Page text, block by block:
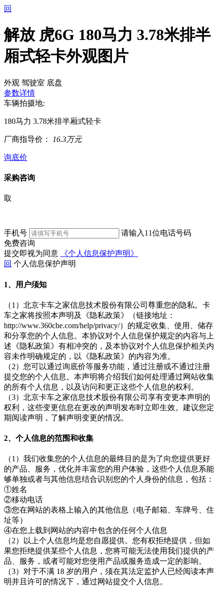
回
解放 虎6G 180马力 3.78米排半
厢式轻卡外观图片
外观 驾驶室 底盘
参数详情
车辆拍摄地:
180马力 3.78米排半厢式轻卡
厂商指导价： 16.3万元
询底价
采购咨询
取
手机号
请输入11位电话号码
免费咨询
提交即视为同意
《个人信息保护声明》
回 个人信息保护声明
1、用户须知
（1）北京卡车之家信息技术股份有限公司尊重您的隐私。卡
车之家将按照本声明及《隐私政策》（链接地址：
http://www.360che.com/help/privacy/）的规定收集、使用、储存
和分享您的个人信息。本协议对个人信息保护规定的内容与上
述《隐私政策》有相冲突的，及本协议对个人信息保护相关内
容未作明确规定的，以《隐私政策》的内容为准。
（2）您可以通过询底价等服务功能，通过注册或不通过注册
提交您的个人信息。本声明将介绍我们如何处理通过网站收集
的所有个人信息，以及访问和更正这些个人信息的权利。
（3）北京卡车之家信息技术股份有限公司享有变更本声明的
权利，这些变更信息在更改的声明发布时立即生效。建议您定
期阅读声明，了解声明变更的情况。
2、个人信息的范围和收集
（1）我们收集您的个人信息的最终目的是为了向您提供更好
的产品、服务，优化并丰富您的用户体验，这些个人信息系能
够单独或者与其他信息结合识别您的个人身份的信息，包括：
①姓名
②移动电话
③您在网站的表格上输入的其他信息（电子邮箱、车牌号、住
址等）
④在您上载到网站的内容中包含的任何个人信息
（2）以上个人信息均是您自愿提供。您有权拒绝提供，但如
果您拒绝提供某些个人信息，您将可能无法使用我们提供的产
品、服务，或者可能对您使用产品或服务造成一定的影响。
（3）对于不满 18 岁的用户，须在其法定监护人已经阅读本声
明并且许可的情况下，通过网站提交个人信息。